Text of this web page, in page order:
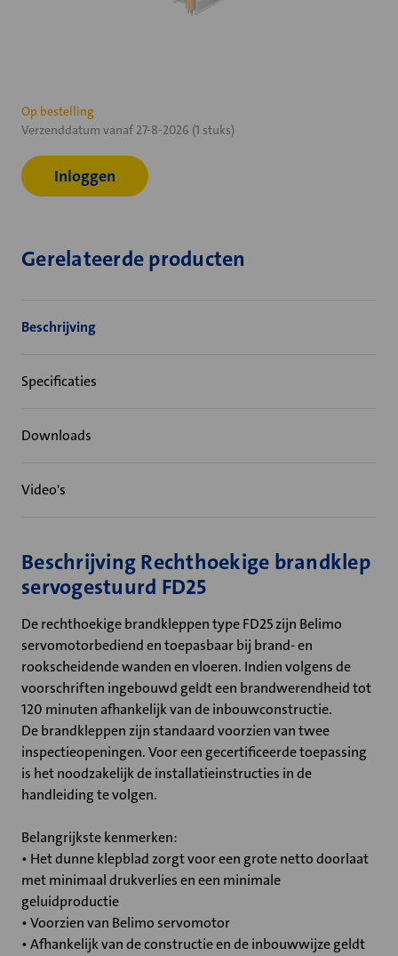
Huidige
voorraad:
Op bestelling
Verzenddatum vanaf 27-8-2026 (1 stuks)
Inloggen
Gerelateerde producten
Beschrijving
Specificaties
Downloads
Video's
Beschrijving Rechthoekige brandklep
servogestuurd FD25
De rechthoekige brandkleppen type FD25 zijn Belimo
servomotorbediend en toepasbaar bij brand- en
rookscheidende wanden en vloeren. Indien volgens de
voorschriften ingebouwd geldt een brandwerendheid tot
120 minuten afhankelijk van de inbouwconstructie.
De brandkleppen zijn standaard voorzien van twee
inspectieopeningen. Voor een gecertificeerde toepassing
is het noodzakelijk de installatieinstructies in de
handleiding te volgen.
Belangrijkste kenmerken:
• Het dunne klepblad zorgt voor een grote netto doorlaat
met minimaal drukverlies en een minimale
geluidproductie
• Voorzien van Belimo servomotor
• Afhankelijk van de constructie en de inbouwwijze geldt